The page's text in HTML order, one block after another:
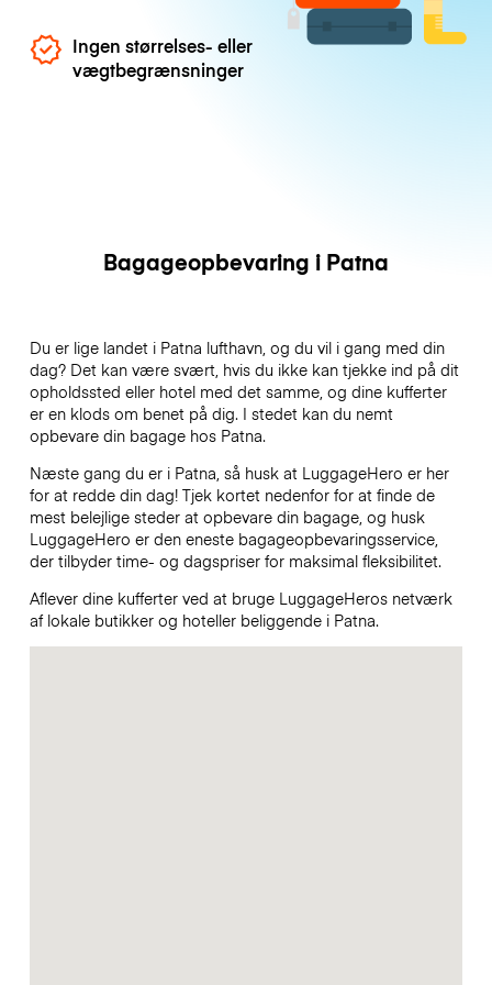
Ingen størrelses- eller
vægtbegrænsninger
Bagageopbevaring i Patna
Du er lige landet i Patna lufthavn, og du vil i gang med din
dag? Det kan være svært, hvis du ikke kan tjekke ind på dit
opholdssted eller hotel med det samme, og dine kufferter
er en klods om benet på dig. I stedet kan du nemt
opbevare din bagage hos Patna.
Næste gang du er i Patna, så husk at LuggageHero er her
for at redde din dag! Tjek kortet nedenfor for at finde de
mest belejlige steder at opbevare din bagage, og husk
LuggageHero er den eneste bagageopbevaringsservice,
der tilbyder time- og dagspriser for maksimal fleksibilitet.
Aflever dine kufferter ved at bruge LuggageHeros netværk
af lokale butikker og hoteller beliggende i Patna.